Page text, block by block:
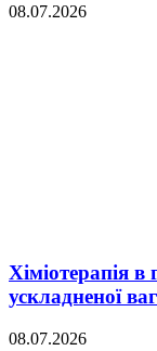
08.07.2026
Хіміотерапія в
ускладненої
08.07.2026